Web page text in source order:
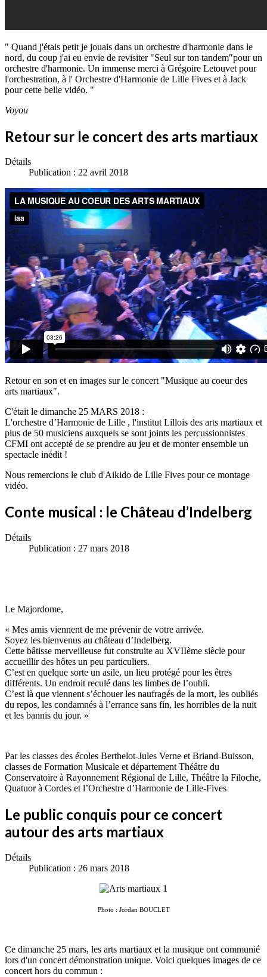
" Quand j'étais petit je jouais dans un orchestre d'harmonie dans le
nord, du coup j'ai eu envie de revisiter "Seul sur ton tandem"pour un
orchestre d'harmonie. Un immense merci à Grégoire Letouvet pour
l'orchestration, à l' Orchestre d'Harmonie de Lille Fives et à Jack
pour cette belle vidéo. "
Voyou
Retour sur le concert des arts martiaux
Détails
Publication : 22 avril 2018
Retour en son et en images sur le concert "Musique au coeur des
arts martiaux".
C'était le dimanche 25 MARS 2018 :
L'orchestre d’Harmonie de Lille , l'institut Lillois des arts martiaux et
plus de 50 musiciens auxquels se sont joints les percussionnistes
CFMI ont accepté de se prendre au jeu et de monter ensemble un
spectacle inédit !
Nous remercions le club d'Aikido de Lille Fives pour ce montage
vidéo.
Conte musical : le Château d’Indelberg
Détails
Publication : 27 mars 2018
Le Majordome,
« Mes amis viennent de me prévenir de votre arrivée.
Soyez les bienvenus au château d’Indelberg.
Cette bâtisse merveilleuse fut construite au XVIIème siècle pour
accueillir des hôtes un peu particuliers.
C’est en quelque sorte un asile, un lieu protégé pour les êtres
différents. Un endroit reculé dans les limbes de l’oubli.
C’est là que viennent s’échouer les naufragés de la mort, les oubliés
du repos, les condamnés à l’errance sans fin, les horribles de la nuit
et les bannis du jour. »
Par les classes des écoles Berthelot-Jules Verne et Briand-Buisson,
classes de Formation Musicale et département Théâtre du
Conservatoire à Rayonnement Régional de Lille, Théâtre la Filoche,
Quatuor à Cordes et l’Orchestre d’Harmonie de Lille-Fives
Le public conquis pour ce concert
autour des arts martiaux
Détails
Publication : 26 mars 2018
Photo : Jordan BOUCLET
Ce dimanche 25 mars, les arts martiaux et la musique ont communié
lors d'un concert démonstration unique. Voici quelques images de ce
concert hors du commun :